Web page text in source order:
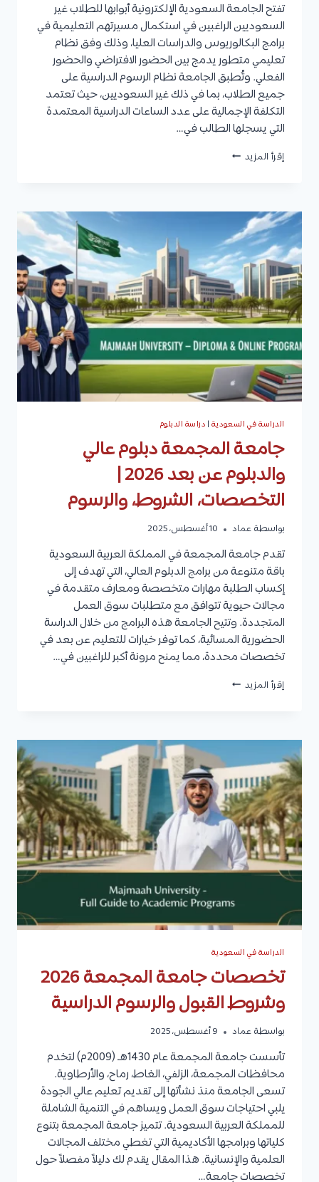
تفتح الجامعة السعودية الإلكترونية أبوابها للطلاب غير
السعوديين الراغبين في استكمال مسيرتهم التعليمية في
برامج البكالوريوس والدراسات العليا، وذلك وفق نظام
تعليمي متطور يدمج بين الحضور الافتراضي والحضور
الفعلي. وتُطبق الجامعة نظام الرسوم الدراسية على
جميع الطلاب، بما في ذلك غير السعوديين، حيث تعتمد
التكلفة الإجمالية على عدد الساعات الدراسية المعتمدة
التي يسجلها الطالب في…
إقرأ المزيد رسوم
لغير
السعوديين
1447
هـ
الدراسة في السعودية| دراسة الدبلوم
جامعة المجمعة دبلوم عالي
التخصصات، الشروط، والرسوم
بواسطة عماد 10 أغسطس، 2025
تقدم جامعة المجمعة في المملكة العربية السعودية
باقة متنوعة من برامج الدبلوم العالي، التي تهدف إلى
إكساب الطلبة مهارات متخصصة ومعارف متقدمة في
مجالات حيوية تتوافق مع متطلبات سوق العمل
المتجددة. وتتيح الجامعة هذه البرامج من خلال الدراسة
الحضورية المسائية، كما توفر خيارات للتعليم عن بعد في
تخصصات محددة، مما يمنح مرونة أكبر للراغبين في…
إقرأ المزيد جامعة
والدبلوم
بعد
2026
|
التخصصات،
الشروط،
والرسوم
الدراسة في السعودية
تخصصات جامعة المجمعة 2026
وشروط القبول والرسوم الدراسية
بواسطة عماد 9 أغسطس، 2025
تأسست جامعة المجمعة عام 1430هـ (2009م) لتخدم
محافظات المجمعة، الزلفي، الغاط، رماح، والأرطاوية.
تسعى الجامعة منذ نشأتها إلى تقديم تعليم عالي الجودة
يلبي احتياجات سوق العمل ويساهم في التنمية الشاملة
للمملكة العربية السعودية. تتميز جامعة المجمعة بتنوع
كلياتها وبرامجها الأكاديمية التي تغطي مختلف المجالات
العلمية والإنسانية. هذا المقال يقدم لك دليلاً مفصلاً حول
تخصصات جامعة…